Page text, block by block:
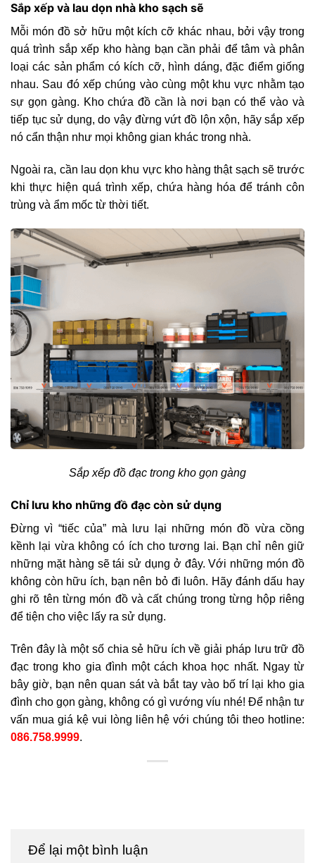
Sắp xếp và lau dọn nhà kho sạch sẽ
Mỗi món đồ sở hữu một kích cỡ khác nhau, bởi vậy trong
quá trình sắp xếp kho hàng bạn cần phải để tâm và phân
loại các sản phẩm có kích cỡ, hình dáng, đặc điểm giống
nhau. Sau đó xếp chúng vào cùng một khu vực nhằm tạo
sự gọn gàng. Kho chứa đồ cần là nơi bạn có thể vào và
tiếp tục sử dụng, do vậy đừng vứt đồ lộn xộn, hãy sắp xếp
nó cẩn thận như mọi không gian khác trong nhà.
Ngoài ra, cần lau dọn khu vực kho hàng thật sạch sẽ trước
khi thực hiện quá trình xếp, chứa hàng hóa để tránh côn
trùng và ẩm mốc từ thời tiết.
Sắp xếp đồ đạc trong kho gọn gàng
Chỉ lưu kho những đồ đạc còn sử dụng
Đừng vì “tiếc của” mà lưu lại những món đồ vừa cồng
kềnh lại vừa không có ích cho tương lai. Bạn chỉ nên giữ
những mặt hàng sẽ tái sử dụng ở đây. Với những món đồ
không còn hữu ích, bạn nên bỏ đi luôn. Hãy đánh dấu hay
ghi rõ tên từng món đồ và cất chúng trong từng hộp riêng
để tiện cho việc lấy ra sử dụng.
Trên đây là một số chia sẻ hữu ích về giải pháp lưu trữ đồ
đạc trong kho gia đình một cách khoa học nhất. Ngay từ
bây giờ, bạn nên quan sát và bắt tay vào bố trí lại kho gia
đình cho gọn gàng, không có gì vướng víu nhé! Để nhận tư
vấn mua giá kệ vui lòng liên hệ với chúng tôi theo hotline:
086.758.9999.
Để lại một bình luận